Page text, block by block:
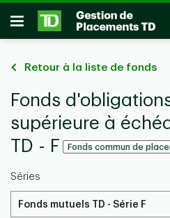
Passer au contenu principal
Ouvrir
Retour à la liste de fonds
Fonds
supérieure à
TD - F
Fonds commun de
Séries
Fonds mutuels TD - Série F